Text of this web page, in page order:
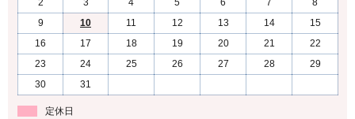
9
10 11 12 13 14
15
16
17 18 19 20 21
22
23
24 25 26 27 28
29
30
31
定休日